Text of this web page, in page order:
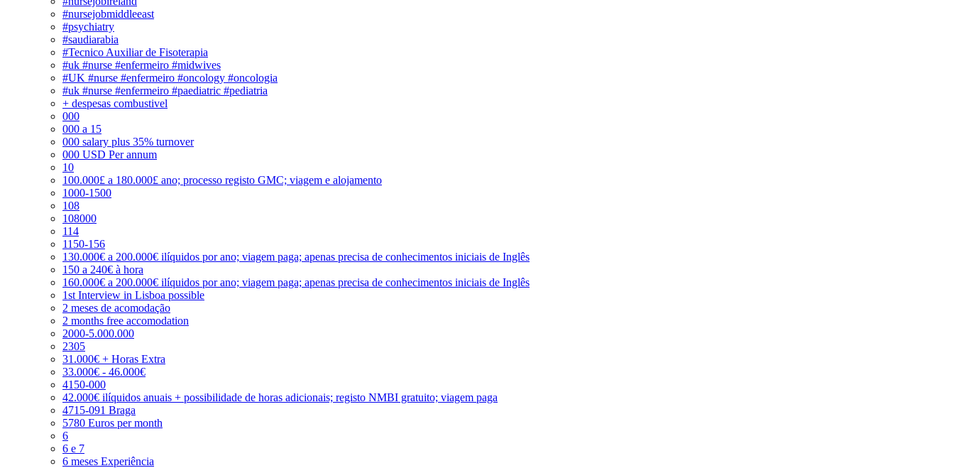
#nursejobmiddleeast
#psychiatry
#saudiarabia
#Tecnico Auxiliar de Fisoterapia
#uk #nurse #enfermeiro #midwives
#UK #nurse #enfermeiro #oncology #oncologia
#uk #nurse #enfermeiro #paediatric #pediatria
+ despesas combustivel
000
000 a 15
000 salary plus 35% turnover
000 USD Per annum
10
100.000£ a 180.000£ ano; processo registo GMC; viagem e alojamento
1000-1500
108
108000
114
1150-156
130.000€ a 200.000€ ilíquidos por ano; viagem paga; apenas precisa de conhecimentos iniciais de Inglês
150 a 240€ à hora
160.000€ a 200.000€ ilíquidos por ano; viagem paga; apenas precisa de conhecimentos iniciais de Inglês
1st Interview in Lisboa possible
2 meses de acomodação
2 months free accomodation
2000-5.000.000
2305
31.000€ + Horas Extra
33.000€ - 46.000€
4150-000
42.000€ ilíquidos anuais + possibilidade de horas adicionais; registo NMBI gratuito; viagem paga
4715-091 Braga
5780 Euros per month
6
6 e 7
6 meses Experiência